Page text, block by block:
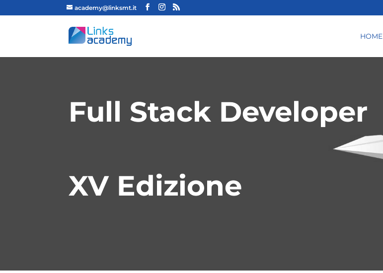
academy@linksmt.it
HOME
Full Stack Developer
XV Edizione